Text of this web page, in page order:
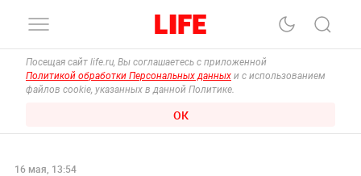
Посещая сайт life.ru, Вы соглашаетесь с приложенной
Политикой обработки Персональных данных и с использованием
файлов cookie, указанных в данной Политике.
ОК
16 мая, 13:54